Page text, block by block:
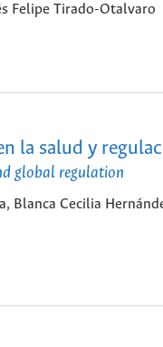
Felipe Tirado-Otalvaro
la salud y
global regulation
Blanca Cecilia